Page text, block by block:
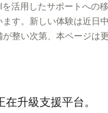
活用したサポートへの
す。新しい体験は近日
整い次第、本ページは
升級支援平台。